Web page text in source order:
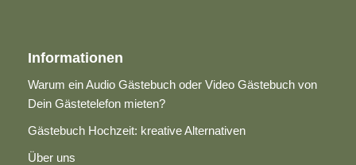
Informationen
Warum ein Audio Gästebuch oder Video Gästebuch von
Dein Gästetelefon mieten?
Gästebuch Hochzeit: kreative Alternativen
Über uns